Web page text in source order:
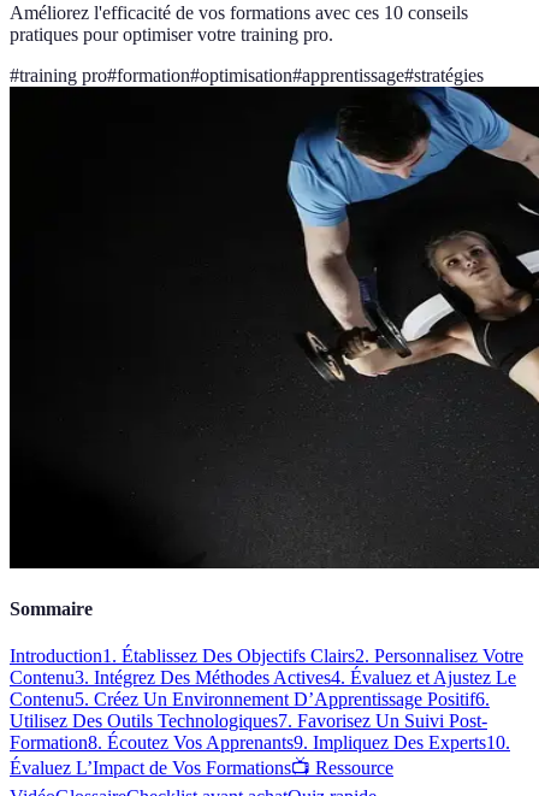
Améliorez l'efficacité de vos formations avec ces 10 conseils
pratiques pour optimiser votre training pro.
#training pro#formation#optimisation#apprentissage#stratégies
Sommaire
Introduction1. Établissez Des Objectifs Clairs2. Personnalisez Votre
Contenu3. Intégrez Des Méthodes Actives4. Évaluez et Ajustez Le
Contenu5. Créez Un Environnement D’Apprentissage Positif6.
Utilisez Des Outils Technologiques7. Favorisez Un Suivi Post-
Formation8. Écoutez Vos Apprenants9. Impliquez Des Experts10.
Évaluez L’Impact de Vos Formations📺 Ressource